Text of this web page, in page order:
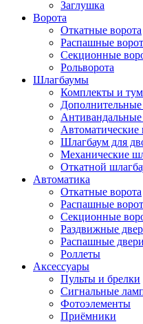
Заглушка
Ворота
Откатные ворота
Распашные
Секционные
Рольворота
Шлагбаумы
Комплекты и
Шлагбаум для
Механические
Откатной
Автоматика
Откатные ворота
Распашные
Секционные
Раздвижные
Распашные двери
Роллеты
Аксессуары
Пульты и брелки
Сигнальные
Фотоэлементы
Приёмники